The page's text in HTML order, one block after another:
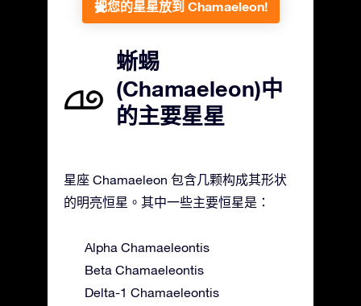
把您的星星放到 Chamaeleon!
蜥蜴
(Chamaeleon)中
的主要星星
星座 Chamaeleon 包含几颗构成其形状
的明亮恒星。其中一些主要恒星是：
Alpha Chamaeleontis
Beta Chamaeleontis
Delta-1 Chamaeleontis